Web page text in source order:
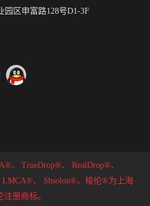
园区申富路128号D1-3F
、 TrueDrop®、
RealDrop®、
LMCA®、
Shsolon®、梭伦®为上海
注册商标。